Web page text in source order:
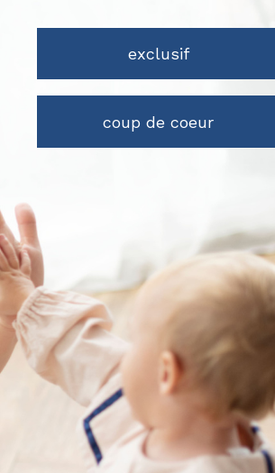
Bar Restaurant
Restaurant
Boulangerie
Salon De Coiffure
Glacier
Crêperie
Autres
exclusif
coup de coeur